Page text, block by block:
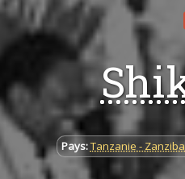
Pays:Tanzanie -